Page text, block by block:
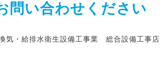
問い合わせください
気・給排水衛生設備工事業 総合設備工事店